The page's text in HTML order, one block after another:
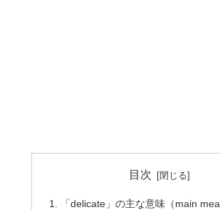
目次
「delicate」の主な意味（main